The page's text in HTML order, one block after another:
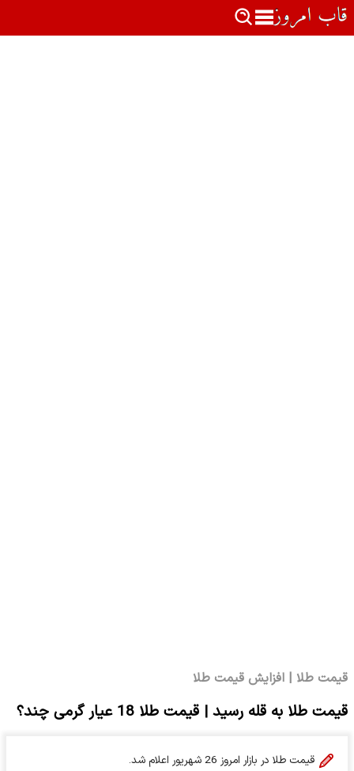
قیمت طلا | افزایش قیمت طلا
قیمت طلا به قله رسید | قیمت طلا 18 عیار گرمی چند؟
قیمت طلا در بازار امروز 26 شهریور اعلام شد.